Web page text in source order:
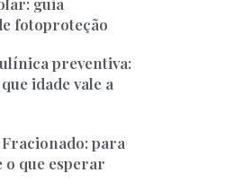
fotoproteção
preventiva:
idade vale a
para
o que esperar